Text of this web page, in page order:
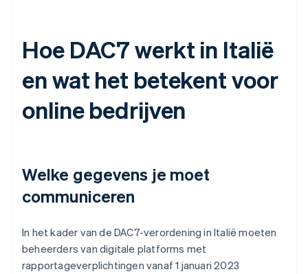
Hoe DAC7 werkt in Italië
en wat het betekent voor
online bedrijven
Welke gegevens je moet
communiceren
In het kader van de DAC7-verordening in Italië moeten
beheerders van digitale platforms met
rapportageverplichtingen vanaf 1 januari 2023